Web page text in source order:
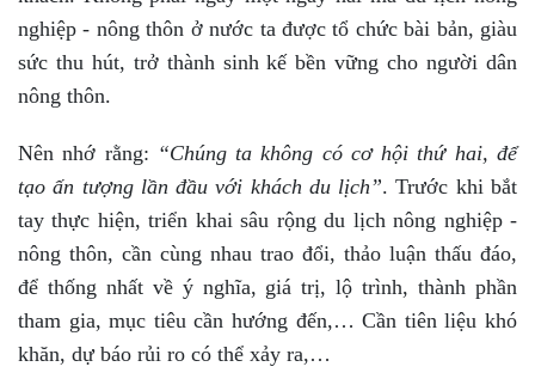
nghiệp - nông thôn ở nước ta được tổ chức bài bản, giàu
sức thu hút, trở thành sinh kế bền vững cho người dân
nông thôn.
Nên nhớ rằng: “Chúng ta không có cơ hội thứ hai, để
tạo ấn tượng lần đầu với khách du lịch”. Trước khi bắt
tay thực hiện, triển khai sâu rộng du lịch nông nghiệp -
nông thôn, cần cùng nhau trao đổi, thảo luận thấu đáo,
để thống nhất về ý nghĩa, giá trị, lộ trình, thành phần
tham gia, mục tiêu cần hướng đến,… Cần tiên liệu khó
khăn, dự báo rủi ro có thể xảy ra,…